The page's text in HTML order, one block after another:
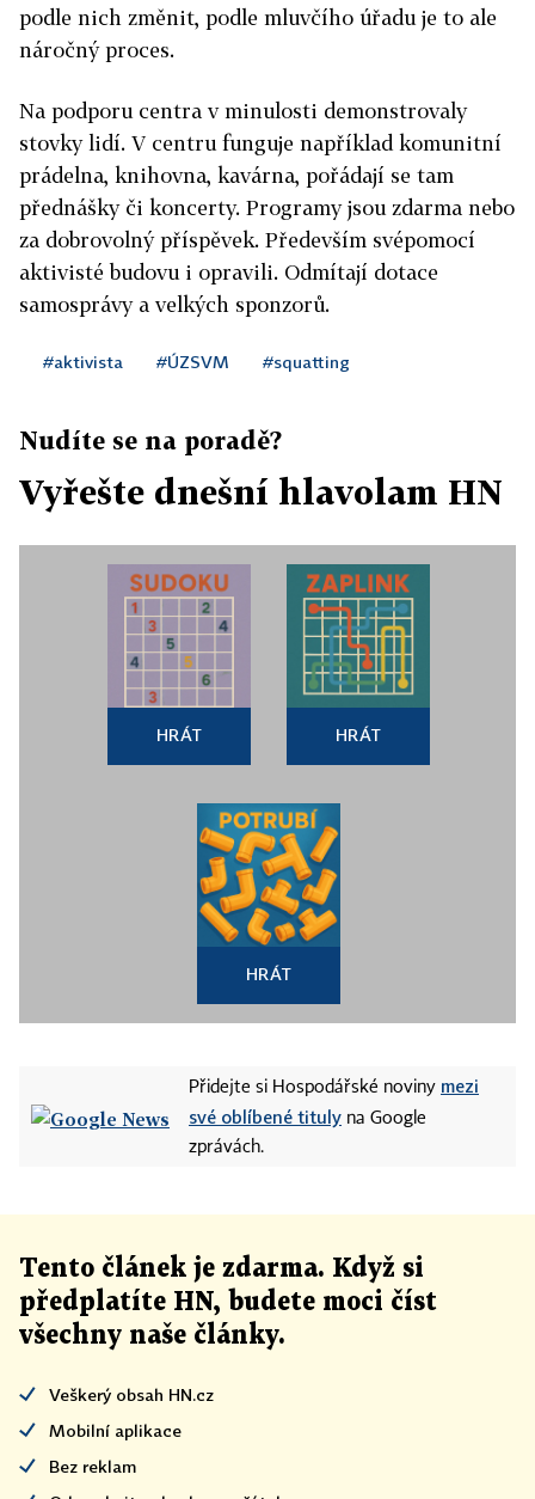
podle nich změnit, podle mluvčího úřadu je to ale
náročný proces.
Na podporu centra v minulosti demonstrovaly
stovky lidí. V centru funguje například komunitní
prádelna, knihovna, kavárna, pořádají se tam
přednášky či koncerty. Programy jsou zdarma nebo
za dobrovolný příspěvek. Především svépomocí
aktivisté budovu i opravili. Odmítají dotace
samosprávy a velkých sponzorů.
#aktivista #ÚZSVM #squatting
Nudíte se na poradě?
Vyřešte dnešní hlavolam HN
HRÁT HRÁT
HRÁT
Přidejte si Hospodářské noviny mezi
své oblíbené tituly na Google
zprávách.
Tento článek je zdarma. Když si
předplatíte HN, budete moci číst
všechny naše články.
Veškerý obsah HN.cz
Mobilní aplikace
Bez reklam